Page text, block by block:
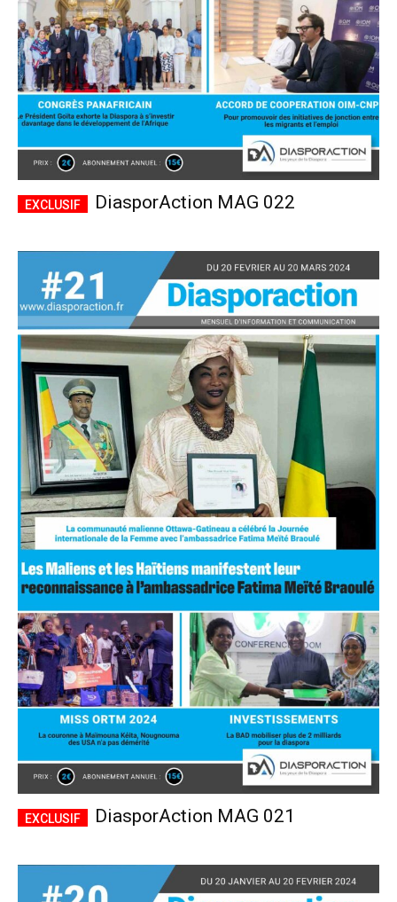
DiasporAction MAG 022
DiasporAction MAG 021